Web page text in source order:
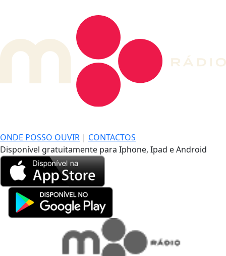
ONDE POSSO OUVIR | CONTACTOS
Disponível gratuitamente para Iphone, Ipad e Android